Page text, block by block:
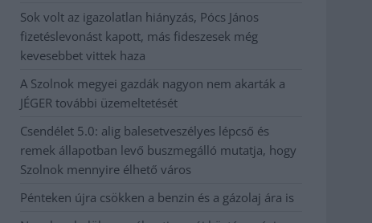
Sok volt az igazolatlan hiányzás, Pócs János
fizetéslevonást kapott, más fideszesek még
kevesebbet vittek haza
A Szolnok megyei gazdák nagyon nem akarták a
JÉGER további üzemeltetését
Csendélet 5.0: alig balesetveszélyes lépcső és
remek állapotban levő buszmegálló mutatja, hogy
Szolnok mennyire élhető város
Pénteken újra csökken a benzin és a gázolaj ára is